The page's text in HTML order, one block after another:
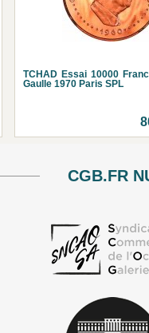
TCHAD Essai 10000
Gaulle 1970 Paris SPL
CGB.FR